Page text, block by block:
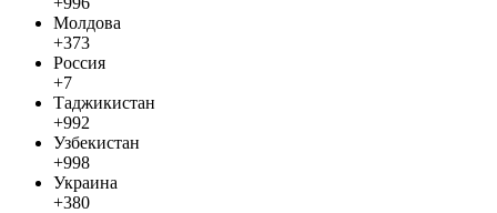
Молдова
+373
Россия
+7
Таджикистан
+992
Узбекистан
+998
Украина
+380